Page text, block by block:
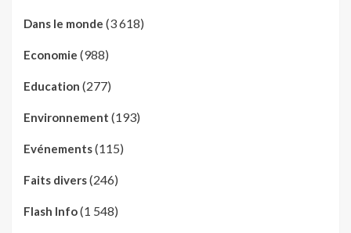
Dans le monde (3 618)
Economie (988)
Education (277)
Environnement (193)
Evénements(115)
Faits divers(246)
Flash Info(1 548)